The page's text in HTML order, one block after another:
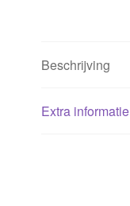
Beschrijving
Extra informatie